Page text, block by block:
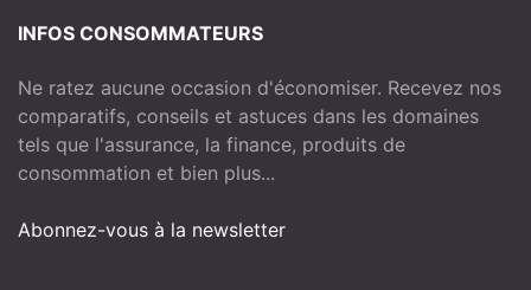
INFOS CONSOMMATEURS
Ne ratez aucune occasion d'économiser. Recevez nos
comparatifs, conseils et astuces dans les domaines
tels que l'assurance, la finance, produits de
consommation et bien plus...
Abonnez-vous à la newsletter